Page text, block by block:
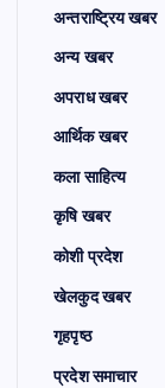
अन्तराष्ट्रिय खबर
अन्य खबर
अपराध खबर
आर्थिक खबर
कला साहित्य
कृषि खबर
कोशी प्रदेश
खेलकुद खबर
गृहपृष्ठ
प्रदेश समाचार